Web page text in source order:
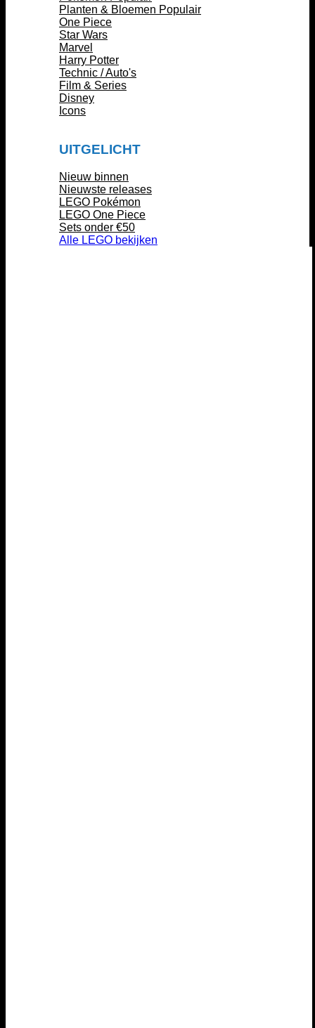
Planten & Bloemen
One Piece
Star Wars
Marvel
Harry Potter
Technic / Auto's
Film & Series
Disney
Icons
UITGELICHT
Nieuw binnen
Nieuwste releases
LEGO Pokémon
LEGO One Piece
Sets onder €50
Alle LEGO bekijken